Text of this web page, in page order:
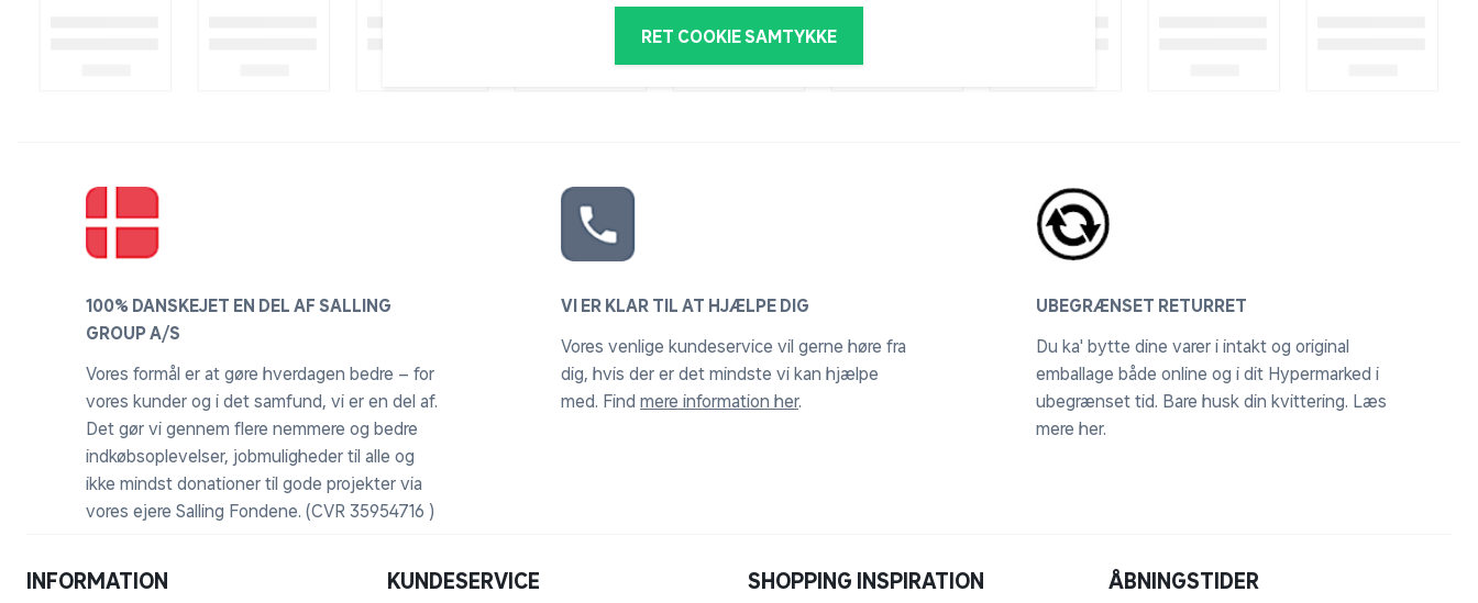
RET COOKIE SAMTYKKE
100% DANSKEJET EN DEL AF SALLING
GROUP A/S
Vores formål er at gøre hverdagen bedre – for
vores kunder og i det samfund, vi er en del af.
Det gør vi gennem flere nemmere og bedre
indkøbsoplevelser, jobmuligheder til alle og
ikke mindst donationer til gode projekter via
vores ejere Salling Fondene. (CVR 35954716 )
VI ER KLAR TIL AT HJÆLPE DIG
Vores venlige kundeservice vil gerne høre fra
dig, hvis der er det mindste vi kan hjælpe
med. Find mere information her.
UBEGRÆNSET RETURRET
Du ka' bytte dine varer i intakt og original
emballage både online og i dit Hypermarked i
ubegrænset tid. Bare husk din kvittering. Læs
mere her.
INFORMATION KUNDESERVICE SHOPPING INSPIRATION ÅBNINGSTIDER